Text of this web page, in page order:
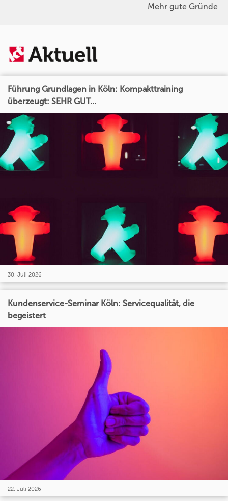
Mehr gute Gründe
Führung Grundlagen in Köln: Kompakttraining
überzeugt: SEHR GUT...
30. Juli 2026
Kundenservice-Seminar Köln: Servicequalität, die
begeistert
22. Juli 2026